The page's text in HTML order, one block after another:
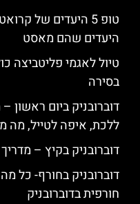
טופ 5 היעדים של
היעדים שהם מאסט
טיול לאגמי פליטביצה
בסירה
דוברובניק ביום
ללכת, איפה לטייל, מה
דוברובניק בקיץ –
דוברובניק בחורף- כל
חורפית בדוברובניק